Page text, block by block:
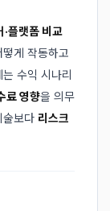
플랫폼 비교
게 작동하고
수익 시나리
료 영향을 의무
술보다 리스크